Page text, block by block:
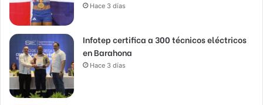
Hace 3 días
Infotep certifica a 300 técnicos eléctricos
en Barahona
Hace 3 días